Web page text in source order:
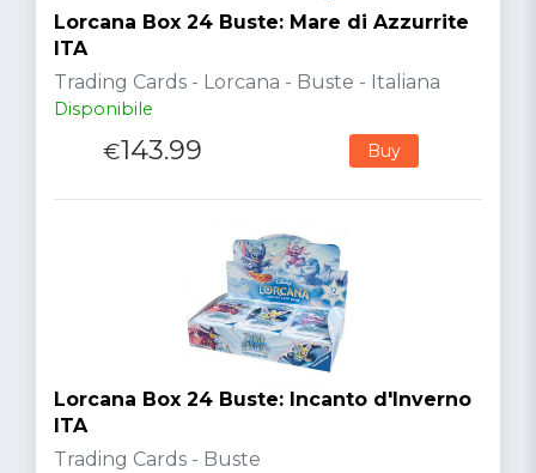
Lorcana Box 24 Buste: Mare di Azzurrite
ITA
Trading Cards - Lorcana - Buste - Italiana
Disponibile
€143.99 Buy
Lorcana Box 24 Buste: Incanto d'Inverno
ITA
Trading Cards - Buste